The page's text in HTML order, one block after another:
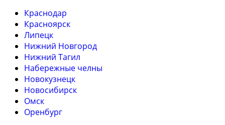
Краснодар
Красноярск
Липецк
Нижний Новгород
Нижний Тагил
Набережные челны
Новокузнецк
Новосибирск
Омск
Оренбург